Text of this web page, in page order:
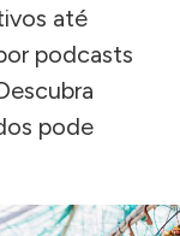
até
podcasts
pode